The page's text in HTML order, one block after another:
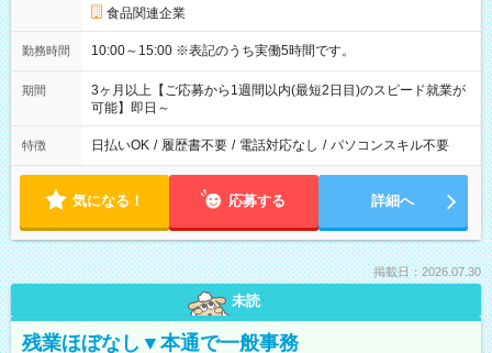
食品関連企業
勤務時間 10:00～15:00 ※表記のうち実働5時間です。
期間
3ヶ月以上【ご応募から1週間以内(最短2日目)のスピード就業が
可能】即日～
特徴 日払いOK / 履歴書不要 / 電話対応なし / パソコンスキル不要
気になる！ 応募する 詳細へ
掲載日：2026.07.30
未読
残業ほぼなし▼本通で一般事務